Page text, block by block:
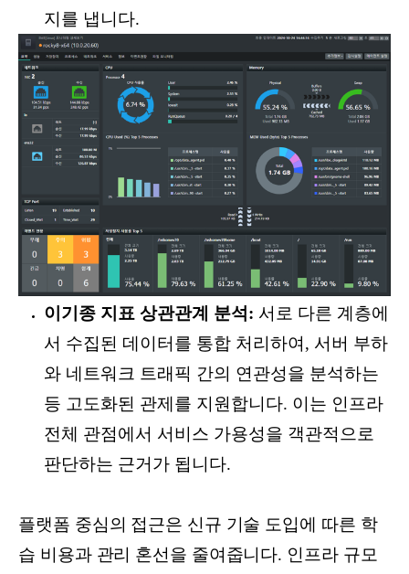
지를 냅니다.
이기종 지표 상관관계 분석: 서로 다른 계층에
서 수집된 데이터를 통합 처리하여, 서버 부하
와 네트워크 트래픽 간의 연관성을 분석하는
등 고도화된 관제를 지원합니다. 이는 인프라
전체 관점에서 서비스 가용성을 객관적으로
판단하는 근거가 됩니다.
플랫폼 중심의 접근은 신규 기술 도입에 따른 학
습 비용과 관리 혼선을 줄여줍니다. 인프라 규모